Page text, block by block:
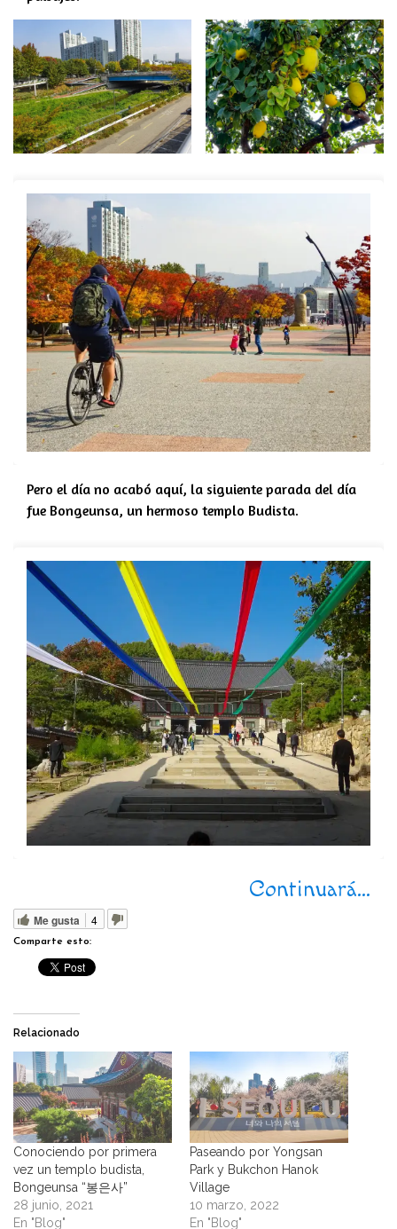
Pero el día no acabó aquí, la siguiente parada del día
fue Bongeunsa, un hermoso templo Budista.
Continuará…
Me gusta 4
Comparte esto:
Relacionado
Conociendo por primera
vez un templo budista,
Bongeunsa “봉은사”
28 junio, 2021
En "Blog"
Paseando por Yongsan
Park y Bukchon Hanok
Village
10 marzo, 2022
En "Blog"